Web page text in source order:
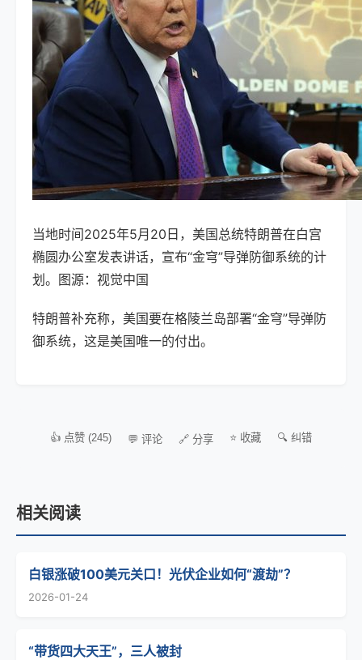
当地时间2025年5月20日，美国总统特朗普在白宫
椭圆办公室发表讲话，宣布“金穹”导弹防御系统的计
划。图源：视觉中国
特朗普补充称，美国要在格陵兰岛部署“金穹”导弹防
御系统，这是美国唯一的付出。
👍 点赞 (245) 💬 评论 🔗 分享 ⭐ 收藏 🔍 纠错
相关阅读
白银涨破100美元关口！光伏企业如何“渡劫”？
2026-01-24
“带货四大天王”，三人被封